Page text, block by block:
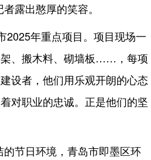
露出憨厚的笑容。
2025年重点项目。项目现场一
架、搬木料、砌墙板……，每项
设者，他们用乐观开朗的心态
对职业的忠诚。正是他们的坚
节日环境，青岛市即墨区环